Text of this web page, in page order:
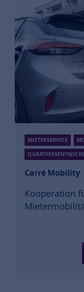
MIETERSERVICE
Carré Mobility
Kooperation